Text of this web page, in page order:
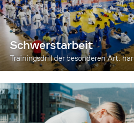
Schwerstarbeit
Trainingsdrill der besonderen Art: